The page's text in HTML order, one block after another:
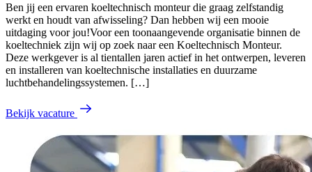
Ben jij een ervaren koeltechnisch monteur die graag zelfstandig
werkt en houdt van afwisseling? Dan hebben wij een mooie
uitdaging voor jou!Voor een toonaangevende organisatie binnen de
koeltechniek zijn wij op zoek naar een Koeltechnisch Monteur.
Deze werkgever is al tientallen jaren actief in het ontwerpen, leveren
en installeren van koeltechnische installaties en duurzame
luchtbehandelingssystemen. […]
Bekijk vacature